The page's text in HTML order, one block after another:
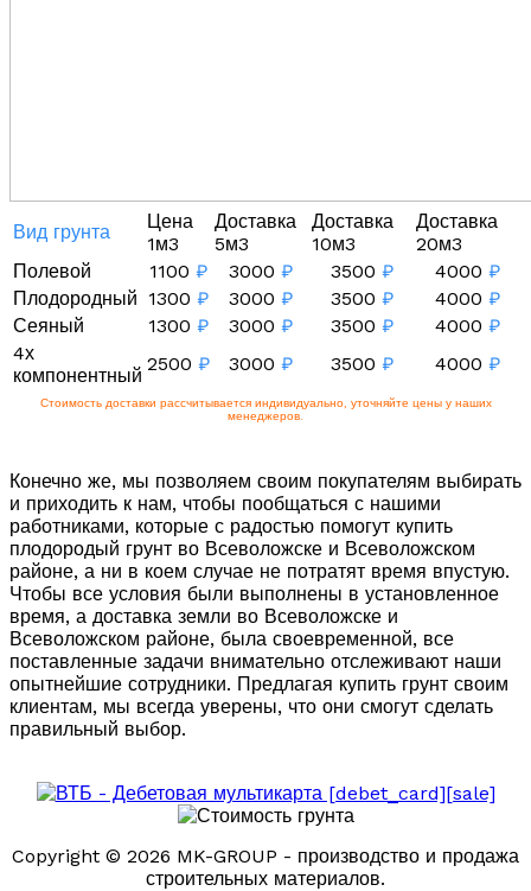
Вид грунта
Цена
1м3
Доставка
5м3
Доставка
10м3
Доставка
20м3
Полевой
1100 ₽ 3000 ₽ 3500 ₽ 4000 ₽
Плодородный 1300 ₽ 3000 ₽ 3500 ₽ 4000 ₽
Сеяный
1300 ₽ 3000 ₽ 3500 ₽ 4000 ₽
4х
компонентный
2500 ₽ 3000 ₽ 3500 ₽ 4000 ₽
Стоимость доставки рассчитывается индивидуально, уточняйте цены у наших
менеджеров.
Конечно же, мы позволяем своим покупателям выбирать
и приходить к нам, чтобы пообщаться с нашими
работниками, которые с радостью помогут купить
плодородый грунт во Всеволожске и Всеволожском
районе, а ни в коем случае не потратят время впустую.
Чтобы все условия были выполнены в установленное
время, а доставка земли во Всеволожске и
Всеволожском районе, была своевременной, все
поставленные задачи внимательно отслеживают наши
опытнейшие сотрудники. Предлагая купить грунт своим
клиентам, мы всегда уверены, что они смогут сделать
правильный выбор.
Copyright © 2026 MK-GROUP - производство и продажа
строительных материалов.